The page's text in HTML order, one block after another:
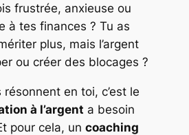
frustrée, anxieuse ou
à tes finances ? Tu as
plus, mais l’argent
ou créer des blocages ?
en toi, c’est le
à l’argent a besoin
pour cela, un coaching